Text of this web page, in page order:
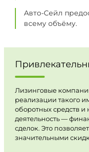
Авто-Сейл
всему объёму.
Лизинговые
реализации такого
оборотных средств
деятельность —
сделок. Это
значительными